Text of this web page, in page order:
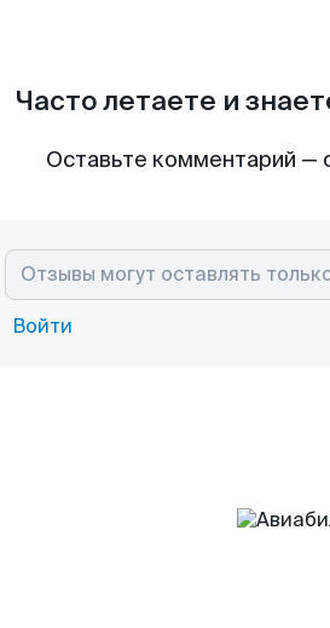
Часто летаете и
Оставьте комментарий —
Войти